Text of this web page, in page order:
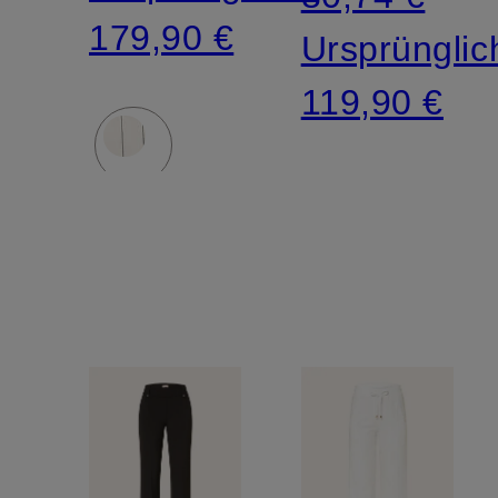
179,90 €
119,90 €